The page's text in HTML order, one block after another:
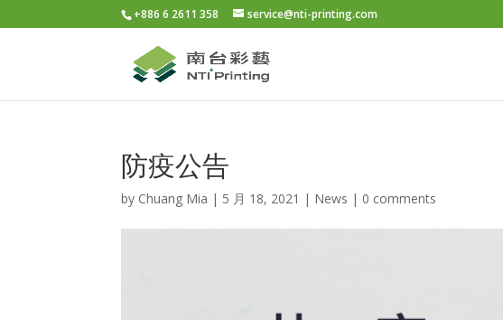
+886 6 2611 358 service@nti-printing.com
防疫公告
by Chuang Mia | 5 月 18, 2021 | News | 0 comments